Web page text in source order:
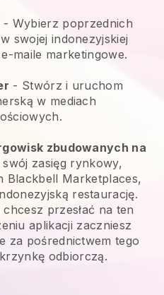
- Wybierz poprzednich
swojej indonezyjskiej
maile marketingowe.
- Stwórz i uruchom
w mediach
zbudowanych na
swój zasięg rynkowy,
Blackbell Marketplaces,
restaurację.
przesłać na ten
aplikacji zaczniesz
za pośrednictwem tego
odbiorczą.